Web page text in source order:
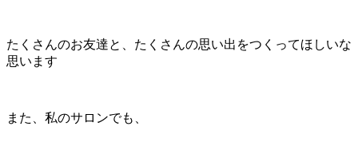
たくさんのお友達と、たくさんの思い出をつくってほしいな
思います
また、私のサロンでも、